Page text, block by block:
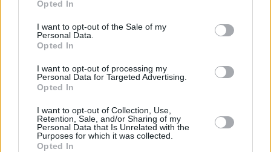
cualquier momento entrando de nuevo en este sitio web o
visitando nuestra política de privacidad.
Opted In
I want to opt-out of the Sale of my
Personal Data.
Opted In
I want to opt-out of processing my
Personal Data for Targeted Advertising.
Opted In
I want to opt-out of Collection, Use,
Retention, Sale, and/or Sharing of my
Personal Data that Is Unrelated with the
Purposes for which it was collected.
Opted In